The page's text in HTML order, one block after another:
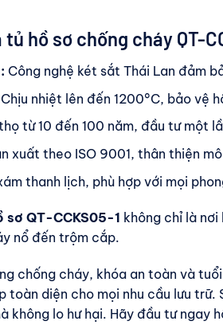
tủ hồ sơ chống cháy QT-
Công nghệ két sắt Thái Lan đảm
Chịu nhiệt lên đến 1200°C, bảo vệ
từ 10 đến 100 năm, đầu tư một
xuất theo ISO 9001, thân thiện
thanh lịch, phù hợp với mọi
sơ QT-CCKS05-1 không chỉ là
nổ đến trộm cắp.
chống cháy, khóa an toàn và
toàn diện cho mọi nhu cầu lưu
không lo hư hại. Hãy đầu tư ngay